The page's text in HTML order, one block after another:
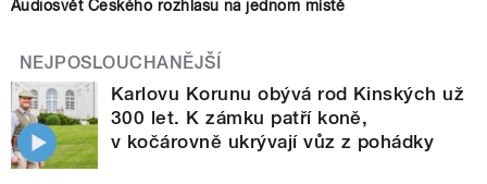
Audiosvět Českého rozhlasu na jednom místě
NEJPOSLOUCHANĚJŠÍ
Karlovu Korunu obývá rod Kinských už
300 let. K zámku patří koně,
v kočárovně ukrývají vůz z pohádky